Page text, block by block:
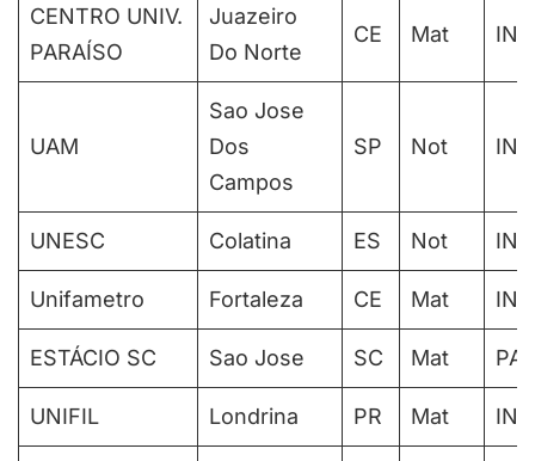
CENTRO UNIV.
PARAÍSO
Juazeiro
Do Norte
CE Mat
UAM
Sao Jose
Dos
Campos
SP Not
UNESC Colatina ES Not
Unifametro Fortaleza CE Mat
ESTÁCIO SC Sao Jose SC Mat
UNIFIL Londrina PR Mat